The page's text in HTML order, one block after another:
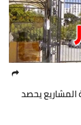
المشاريع يحصد